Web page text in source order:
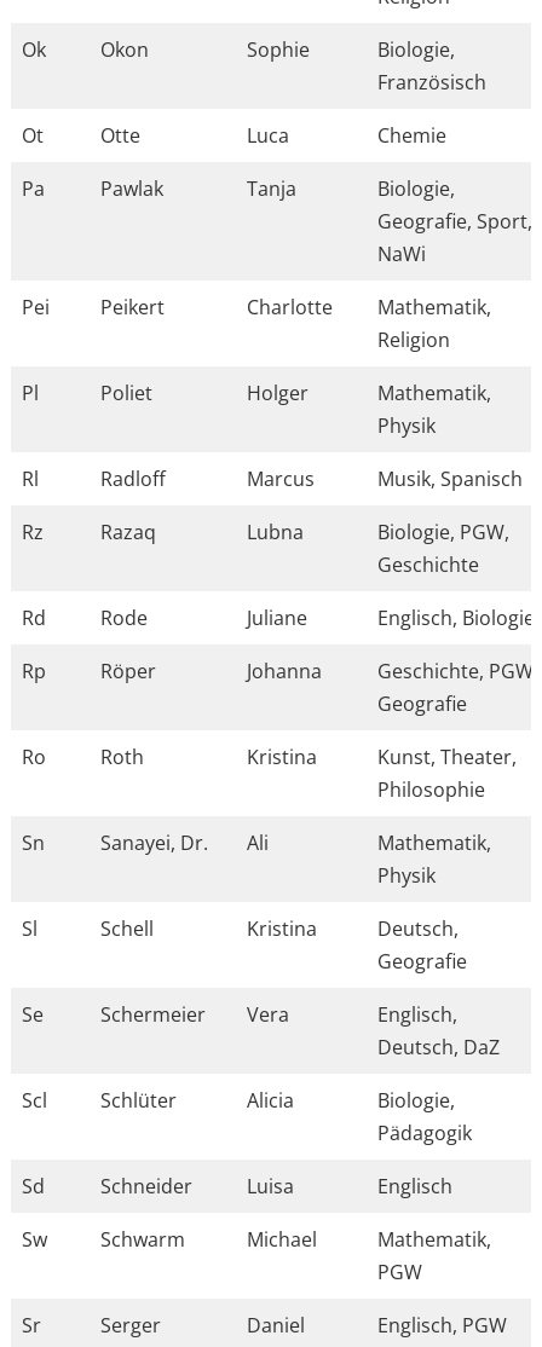
Ok
Okon Sophie
Biologie,
Französisch
Ot
Otte Luca
Chemie
Pa
Pawlak Tanja
Biologie,
Geografie, Sport,
NaWi
Pei
Peikert Charlotte
Mathematik,
Religion
Pl
Poliet Holger
Mathematik,
Physik
Rl
Radloff Marcus
Musik, Spanisch
Rz
Razaq Lubna
Biologie, PGW,
Geschichte
Rd
Rode Juliane
Englisch, Biologie
Rp
Röper Johanna
Geschichte, PGW,
Geografie
Ro
Roth Kristina
Kunst, Theater,
Philosophie
Sn
Sanayei, Dr. Ali
Mathematik,
Physik
Sl
Schell Kristina
Deutsch,
Geografie
Se
Schermeier Vera
Englisch,
Deutsch, DaZ
Scl
Schlüter Alicia
Biologie,
Pädagogik
Sd
Schneider Luisa
Englisch
Sw
Schwarm Michael
Mathematik,
PGW
Sr
Serger Daniel Englisch, PGW